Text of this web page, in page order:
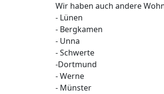
Wir haben auch andere
- Lünen
- Bergkamen
- Unna
- Schwerte
-Dortmund
- Werne
- Münster